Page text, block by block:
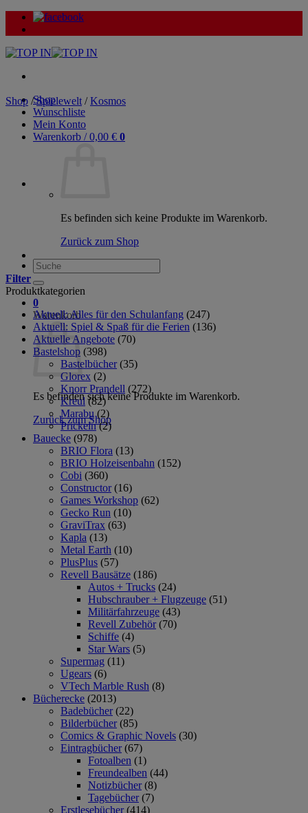
Zum
Inhalt
Shop
Wunschliste
Mein Konto
Warenkorb /0,00 € 0
Es befinden sich keine Produkte im Warenkorb.
Zurück zum Shop
Suche
nach:
0
Warenkorb
Es befinden sich keine Produkte im Warenkorb.
Zurück zum Shop
Shop / Spielewelt / Kosmos
Filter
Produktkategorien
Aktuell: Alles für den Schulanfang (247)
Aktuell: Spiel & Spaß für die Ferien (136)
Aktuelle Angebote (70)
Bastelshop (398)
Bastelbücher (35)
Glorex (2)
Knorr Prandell (272)
Kreul (82)
Marabu (2)
Prickeln (2)
Bauecke (978)
BRIO Flora (13)
BRIO Holzeisenbahn (152)
Cobi (360)
Constructor (16)
Games Workshop (62)
Gecko Run (10)
GraviTrax (63)
Kapla (13)
Metal Earth (10)
PlusPlus (57)
Revell Bausätze (186)
Autos + Trucks (24)
Hubschrauber + Flugzeuge (51)
Militärfahrzeuge (43)
Revell Zubehör (70)
Schiffe (4)
Star Wars (5)
Supermag (11)
Ugears (6)
VTech Marble Rush (8)
Bücherecke (2013)
Badebücher (22)
Bilderbücher (85)
Comics & Graphic Novels (30)
Eintragbücher (67)
Fotoalben (1)
Freundealben (44)
Notizbücher (8)
Tagebücher (7)
Erstlesebücher (414)